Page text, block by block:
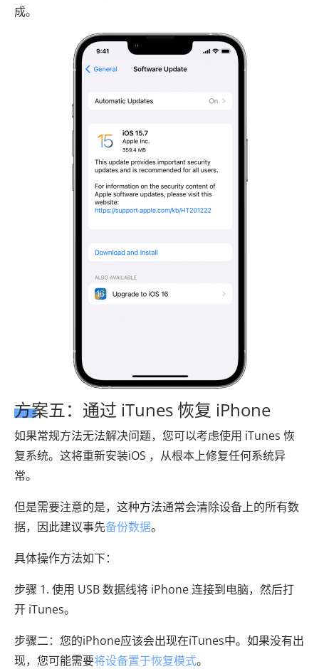
成。
方案五：通过 iTunes 恢复 iPhone
如果常规方法无法解决问题，您可以考虑使用 iTunes 恢
复系统。这将重新安装iOS ，从根本上修复任何系统异
常。
但是需要注意的是，这种方法通常会清除设备上的所有数
据，因此建议事先备份数据。
具体操作方法如下：
步骤 1. 使用 USB 数据线将 iPhone 连接到电脑，然后打
开 iTunes。
步骤二：您的iPhone应该会出现在iTunes中。如果没有出
现，您可能需要将设备置于恢复模式。